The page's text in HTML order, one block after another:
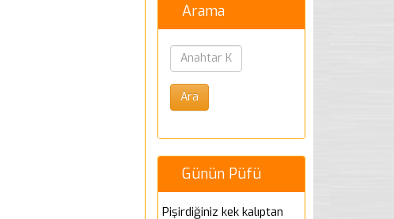
Arama
Günün Püfü
Pişirdiğiniz kek kalıptan